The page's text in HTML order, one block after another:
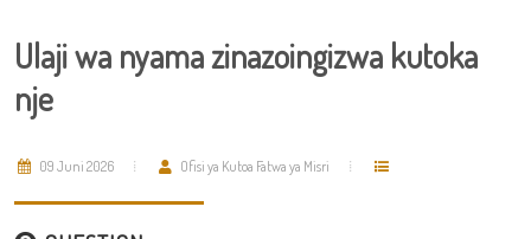
Ulaji wa nyama zinazoingizwa kutoka
nje
09 Juni 2026 Ofisi ya Kutoa Fatwa ya Misri